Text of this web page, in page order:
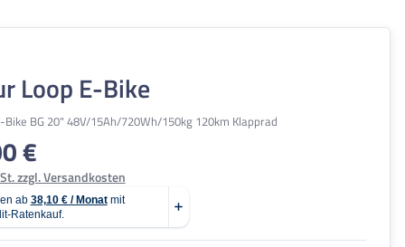
Loop E-Bike
Bike BG 20" 48V/15Ah/720Wh/150kg 120km Klapprad
€
zzgl. Versandkosten